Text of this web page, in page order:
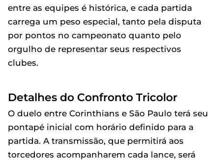
entre as equipes é histórica, e cada partida
carrega um peso especial, tanto pela disputa
por pontos no campeonato quanto pelo
orgulho de representar seus respectivos
clubes.
Detalhes do Confronto Tricolor
O duelo entre Corinthians e São Paulo terá seu
pontapé inicial com horário definido para a
partida. A transmissão, que permitirá aos
torcedores acompanharem cada lance, será